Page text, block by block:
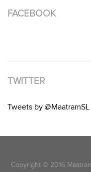
FACEBOOK
TWITTER
Tweets by @MaatramSL
Copyright © 2016